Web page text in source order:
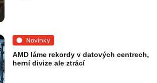
Novinky
AMD láme rekordy v datových centrech,
herní divize ale ztrácí